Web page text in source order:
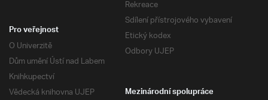
Rekreace
Sdílení přístrojového vybavení
Etický kodex
Odbory UJEP
Pro veřejnost
O Univerzitě
Dům umění Ústí nad Labem
Knihkupectví
Vědecká knihovna UJEP
Mezinárodní spolupráce